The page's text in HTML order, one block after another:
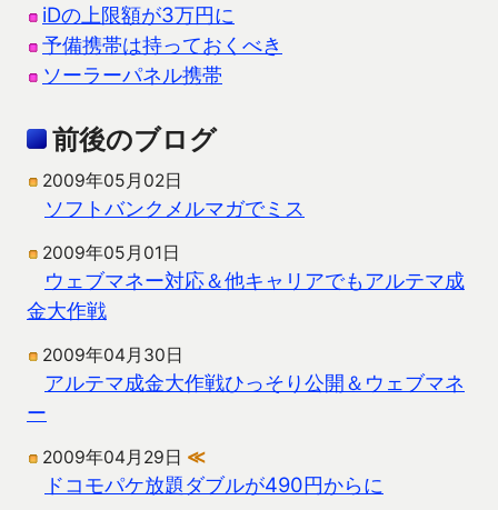
iDの上限額が3万円に
予備携帯は持っておくべき
ソーラーパネル携帯
前後のブログ
2009年05月02日
ソフトバンクメルマガでミス
2009年05月01日
ウェブマネー対応＆他キャリアでもアルテマ成
金大作戦
2009年04月30日
アルテマ成金大作戦ひっそり公開＆ウェブマネ
ー
2009年04月29日 ≪
ドコモパケ放題ダブルが490円からに